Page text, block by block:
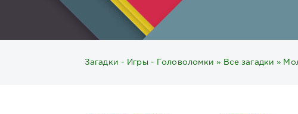
Загадки - Игры - Головоломки » Все загадки »